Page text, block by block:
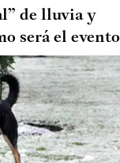
de lluvia y
será el evento